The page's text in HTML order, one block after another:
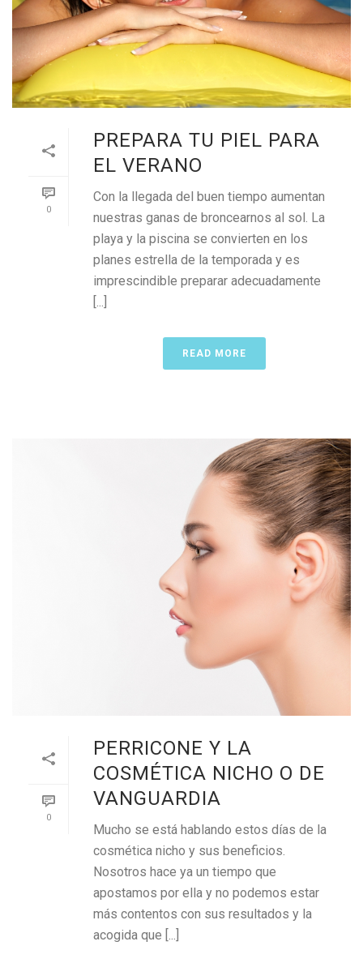
0
PREPARA TU PIEL PARA
EL VERANO
Con la llegada del buen tiempo aumentan
nuestras ganas de broncearnos al sol. La
playa y la piscina se convierten en los
planes estrella de la temporada y es
imprescindible preparar adecuadamente
[...]
READ MORE
0
PERRICONE Y LA
COSMÉTICA NICHO O DE
VANGUARDIA
Mucho se está hablando estos días de la
cosmética nicho y sus beneficios.
Nosotros hace ya un tiempo que
apostamos por ella y no podemos estar
más contentos con sus resultados y la
acogida que [...]